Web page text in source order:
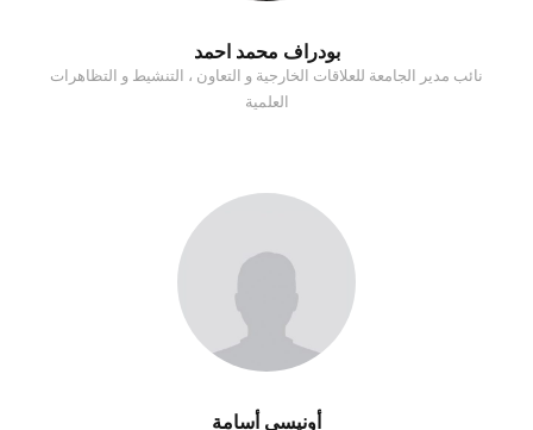
بودراف محمد احمد
نائب مدير الجامعة للعلاقات الخارجية و التعاون ، التنشيط و التظاهرات
العلمية
أونيسي أسامة